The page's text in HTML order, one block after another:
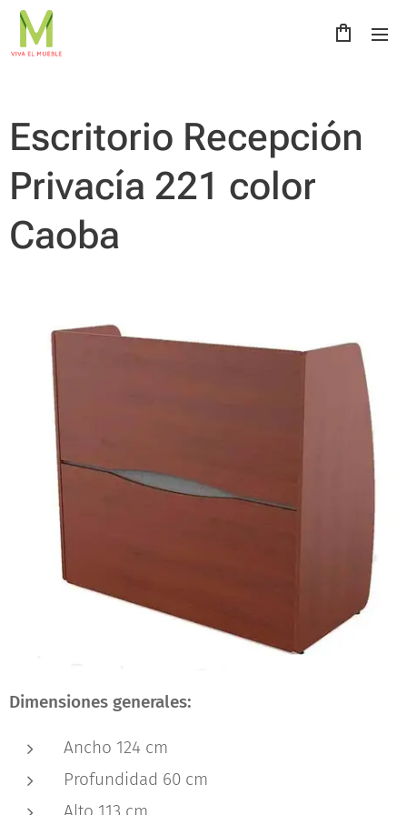
Escritorio Recepción
Privacía 221 color
Caoba
Dimensiones generales:
Ancho 124 cm
Profundidad 60 cm